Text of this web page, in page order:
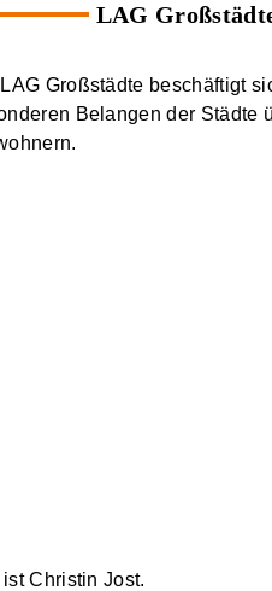
LAG
Großstädte beschäftigt
Belangen der Städte
Christin Jost.